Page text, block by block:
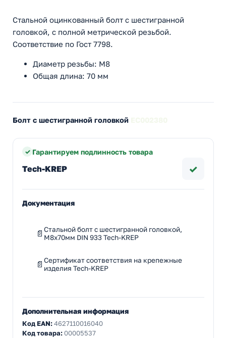
Стальной оцинкованный болт с шестигранной
головкой, с полной метрической резьбой.
Соответствие по Гост 7798.
Диаметр резьбы: M8
Общая длина: 70 мм
Болт с шестигранной головкой
Гарантируем подлинность товара
Tech-KREP ✓
Документация
Стальной болт с шестигранной головкой,
M8x70мм DIN 933 Tech-KREP
Сертификат соответствия на крепежные
изделия Tech-KREP
Дополнительная информация
Код EAN:4627110016040
Код товара:00005537